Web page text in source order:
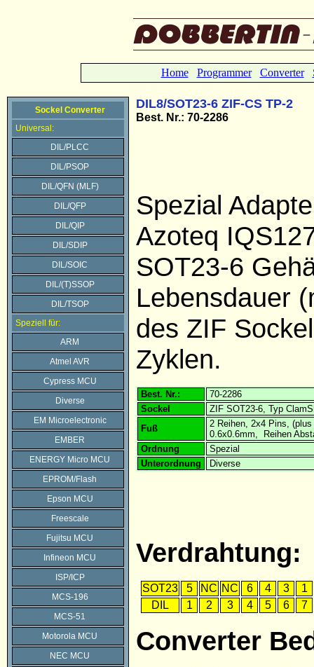
Home Programmer Converter
Sockel Converter
Universal:
DIL/PLCC
DIL/PSOP
DIL/QFN (MLF)
DIL/QFP
DIL/QIP
DIL/SDIP
DIL/SOIC
DIL/(T)SSOP
DIL/TSOP
Speziell für:
ARM
Atmel AVR
Cypress MCU
Diverse
EM Microelectronic
EMBER
ENERGY Micro MCU
EPROM/Flash
Epson MCU
Freescale
Fujitsu MCU
Infineon MCU
ISP/ICP
MCS-196
MCS-51
Motorola MCU
NEC MCU
DIL8/SOT23-6 ZIF-CS TP-2
Best. Nr.: 70-2286
Spezial
Azoteq
SOT23-6
Lebensdauer
des ZIF
Zyklen.
Best. Nr.:
70-2286
Sockel
ZIF SOT23-6, Typ
Fuß
2 Reihen, 2x4 Pins,
0.6x0.6mm, Reihen
Ordnung
Spezial
Unterordnung
Diverse
Verdrahtung:
SOT23 5 NC NC 6 4 3
1
DIL
1 2 3 4 5 6 7
Converter